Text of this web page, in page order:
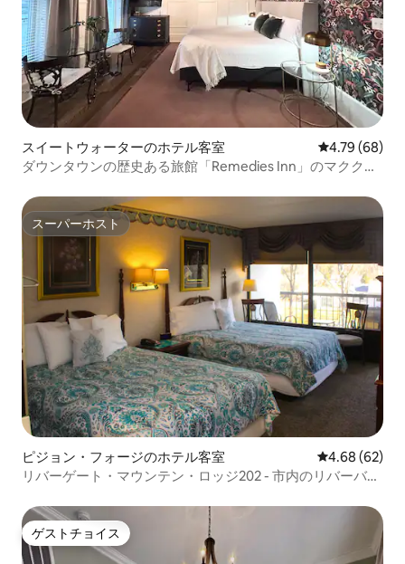
スイートウォーターのホテル客室 レビュー68
4.79 (68)
ダウンタウンの歴史ある旅館「Remedies Inn」のマククラ
スーパーホスト
スーパーホスト
ピジョン・フォージのホテル客室 レビュー62
4.68 (62)
リバーゲート・マウンテン・ロッジ202 - 市内のリバーバル
ゲストチョイス
ゲストチョイス